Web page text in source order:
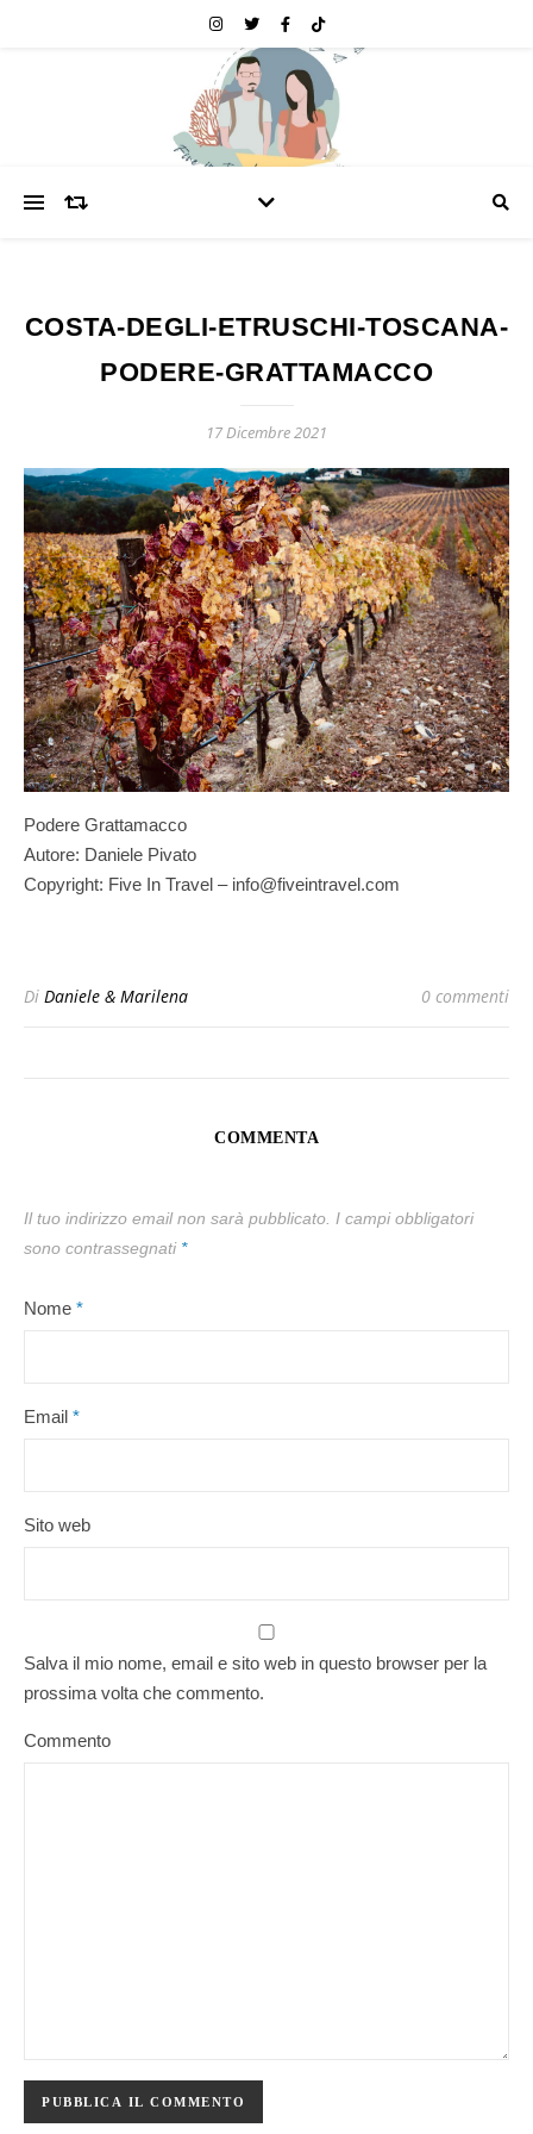
COSTA-DEGLI-ETRUSCHI-TOSCANA-
PODERE-GRATTAMACCO
17 Dicembre 2021
Podere Grattamacco
Autore: Daniele Pivato
Copyright: Five In Travel – info@fiveintravel.com
Di Daniele & Marilena 0 commenti
COMMENTA
Il tuo indirizzo email non sarà pubblicato. I campi obbligatori
sono contrassegnati *
Nome *
Email *
Sito web
Salva il mio nome, email e sito web in questo browser per la
prossima volta che commento.
Commento